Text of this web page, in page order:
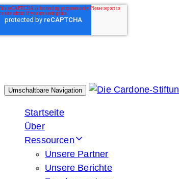
Umschaltbare Navigation
Startseite
Über
Ressourcen
Unsere Partner
Unsere Berichte